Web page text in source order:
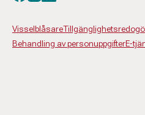
Visselblåsare
Behandling av personuppgifterE-